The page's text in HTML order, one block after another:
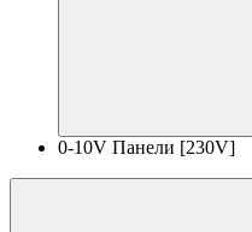
0-10V Панели [230V]